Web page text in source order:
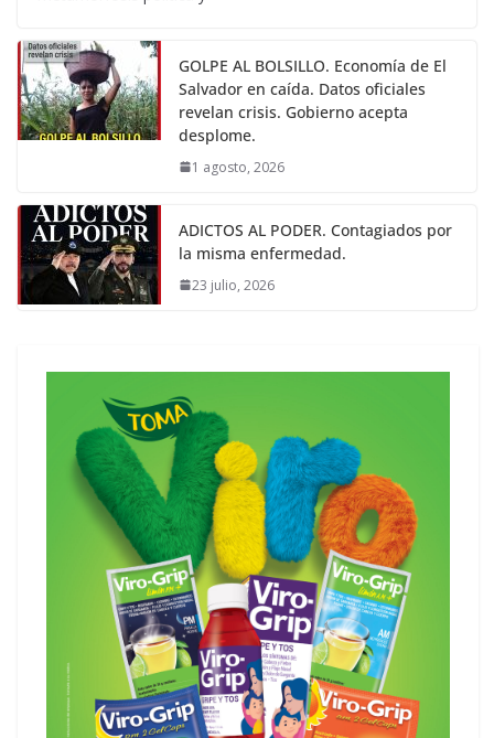
GOLPE AL BOLSILLO. Economía de El
Salvador en caída. Datos oficiales
revelan crisis. Gobierno acepta
desplome.
1 agosto, 2026
ADICTOS AL PODER. Contagiados por
la misma enfermedad.
23 julio, 2026